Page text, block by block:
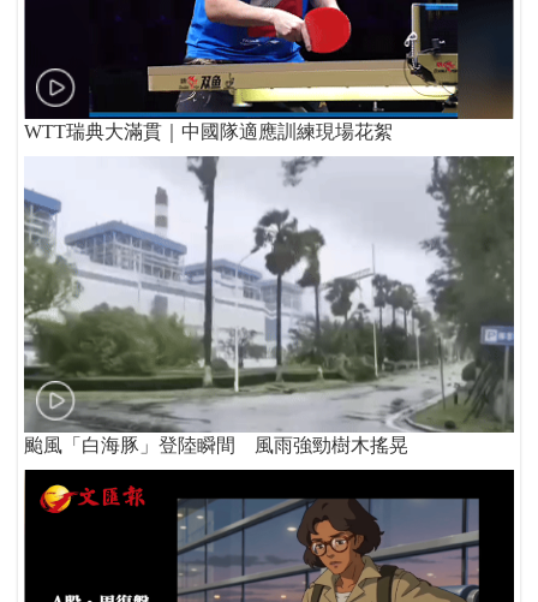
WTT瑞典大滿貫｜中國隊適應訓練現場花絮
颱風「白海豚」登陸瞬間 風雨強勁樹木搖晃